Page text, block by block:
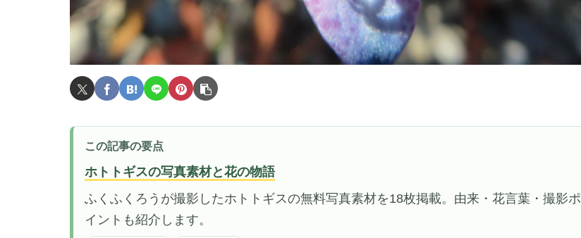
この記事の要点
ホトトギスの写真素材と花の物語
ふくふくろうが撮影したホトトギスの無料写真素材を18枚掲載。由来・花言葉・撮影ポ
イントも紹介します。